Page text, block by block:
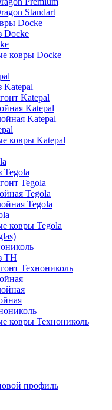
Standart
Docke
Docke
ковры Docke
Katepal
Katepal
Katepal
Katepal
ковры Katepal
Tegola
Tegola
Tegola
Tegola
ковры Tegola
ТН
Технониколь
ковры Технониколь
профиль